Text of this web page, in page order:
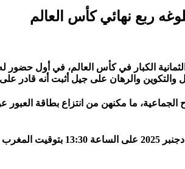
ربع نهائي كأس العالم
الكبار في كأس العالم، في أول
والرهان على جيل أثبت أنه قادر على
ما مكنهن من انتزاع بطاقة العبور